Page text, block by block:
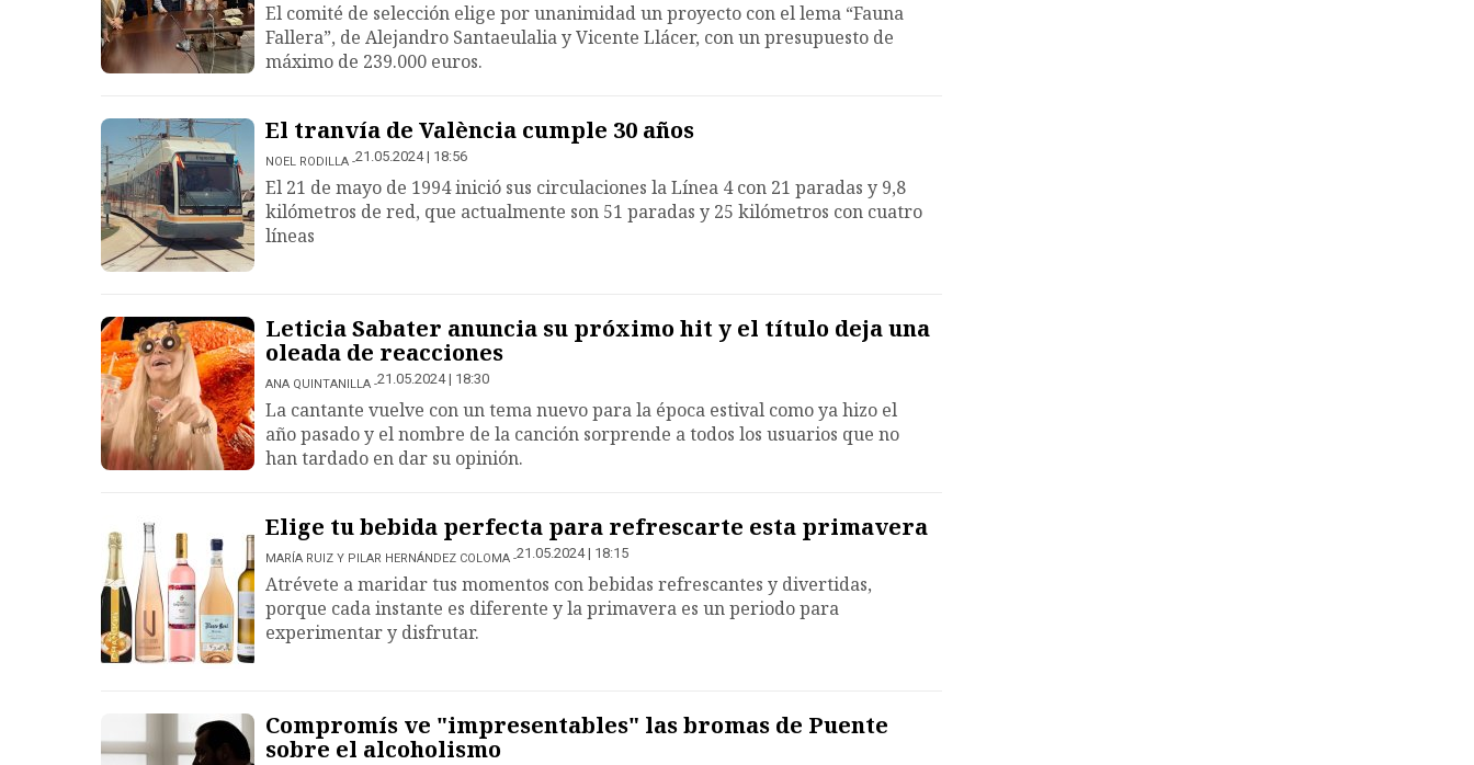
El comité de selección elige por unanimidad un proyecto con el lema “Fauna
Fallera”, de Alejandro Santaeulalia y Vicente Llácer, con un presupuesto de
máximo de 239.000 euros.
El tranvía de València cumple 30 años
NOEL RODILLA 21.05.2024 | 18:56
El 21 de mayo de 1994 inició sus circulaciones la Línea 4 con 21 paradas y 9,8
kilómetros de red, que actualmente son 51 paradas y 25 kilómetros con cuatro
líneas
Leticia Sabater anuncia su próximo hit y el título deja una
oleada de reacciones
ANA QUINTANILLA 21.05.2024 | 18:30
La cantante vuelve con un tema nuevo para la época estival como ya hizo el
año pasado y el nombre de la canción sorprende a todos los usuarios que no
han tardado en dar su opinión.
Elige tu bebida perfecta para refrescarte esta primavera
MARÍA RUIZ Y PILAR HERNÁNDEZ COLOMA 21.05.2024 | 18:15
Atrévete a maridar tus momentos con bebidas refrescantes y divertidas,
porque cada instante es diferente y la primavera es un periodo para
experimentar y disfrutar.
Compromís ve "impresentables" las bromas de Puente
sobre el alcoholismo